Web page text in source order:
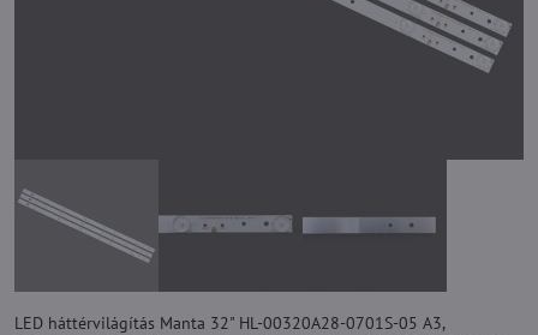
LED háttérvilágítás Manta 32" HL-00320A28-0701S-05 A3,